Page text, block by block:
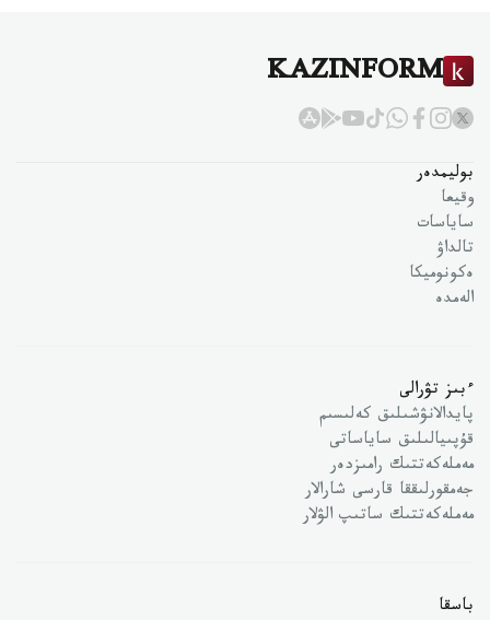
KAZINFORM
بوليمدەر
وقيعا
ساياسات
تالداۋ
ەكونوميكا
الەمدە
ءبىز تۋرالى
پايدالانۋشىلىق كەلىسىم
قۇپىيالىلىق ساياساتى
مەملەكەتتىك رامىزدەر
جەمقورلىققا قارسى شارالار
مەملەكەتتىك ساتىپ الۋلار
باسقا